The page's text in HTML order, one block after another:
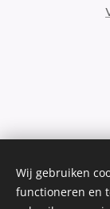
Wij gebruiken
functioneren en